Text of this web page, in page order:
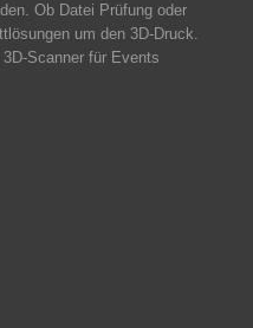
Ob Datei Prüfung oder
um den 3D-Druck.
Scanner für Events